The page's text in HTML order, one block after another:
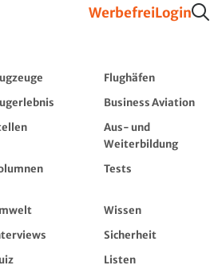
WerbefreiLogin
Flughäfen
Business Aviation
Aus- und
Weiterbildung
Tests
Wissen
Sicherheit
Listen